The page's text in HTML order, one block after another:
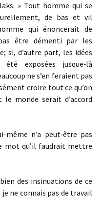
» Tout homme qui se
de bas et vil
qui énoncerait de
être démenti par les
si, d’autre part, les idées
exposées jusque‑là
ne s’en feraient pas
croire tout ce qu’on
monde serait d’accord
n’a peut‑être pas
mot qu’il faudrait mettre
des insinuations de ce
ne connais pas de travail